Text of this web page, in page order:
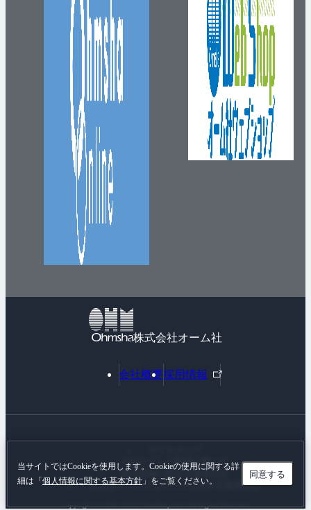
当サイトではCookieを使用します。Cookieの使用に関する詳
細は「 個人情報に関する基本方針 」をご覧ください。
同意する
株式会社オーム社
会社概要採用情報
外
部
ン
Webサイトご利用に際して
個人情報に関する基本方針
カスタマーハラスメントに対する基本方針